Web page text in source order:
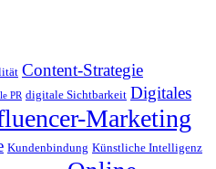
Content-Strategie
PR digitale Sichtbarkeit Digitales
Marketing
Kundenbindung Künstliche Intelligenz